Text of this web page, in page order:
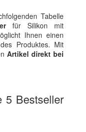
Tabelle
für Silikon mit
Ihnen einen
des Produktes. Mit
Artikel direkt bei
5 Bestseller